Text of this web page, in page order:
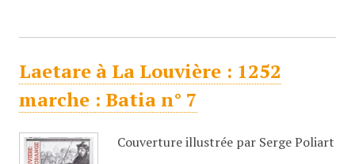
Laetare à La Louvière : 1252
marche : Batia n° 7
Couverture illustrée par Serge Poliart